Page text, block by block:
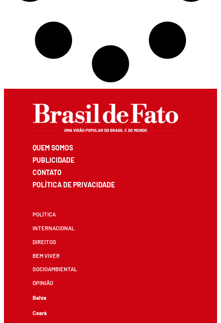
QUEM SOMOS
PUBLICIDADE
CONTATO
POLÍTICA DE PRIVACIDADE
POLÍTICA
INTERNACIONAL
DIREITOS
BEM VIVER
SOCIOAMBIENTAL
OPINIÃO
Bahia
Ceará